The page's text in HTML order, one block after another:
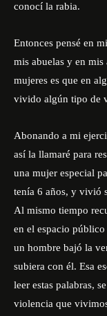
conocí la rabia.
Entonces pensé en
mis abuelas y en
mujeres es que en
vivido algún tipo de
Abonando a mi
así la llamaré para
una mujer especial
tenía 6 años, y vivió
Al mismo tiempo
en el espacio
un hombre bajó la
subiera con él. Esa
leer estas palabras,
violencia que